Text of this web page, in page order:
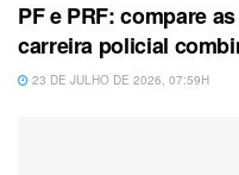
PF e PRF: compare
carreira policial
23 DE JULHO DE 2026, 07:59H